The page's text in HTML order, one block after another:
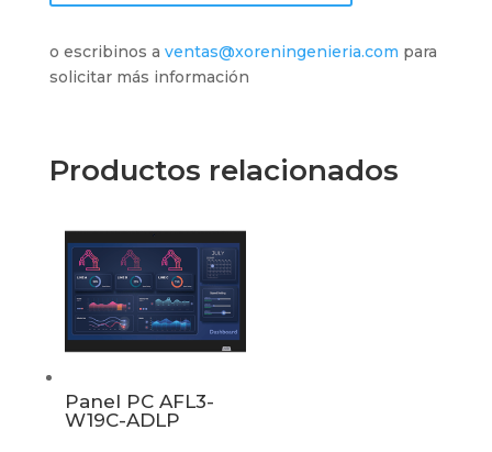
o escribinos a ventas@xoreningenieria.com para
solicitar más información
Productos relacionados
Panel PC AFL3-
W19C-ADLP